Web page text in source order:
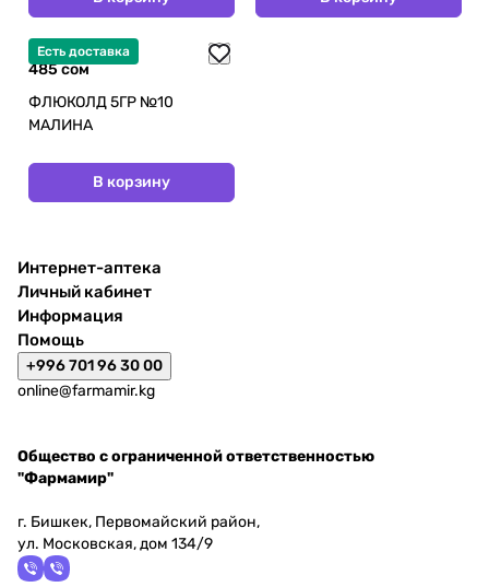
Есть доставка
485 сом
ФЛЮКОЛД 5ГР №10
МАЛИНА
В корзину
Интернет-аптека
Личный кабинет
Информация
Помощь
+996 701 96 30 00
online@farmamir.kg
Общество с ограниченной ответственностью
"Фармамир"
г. Бишкек, Первомайский район,
ул. Московская, дом 134/9